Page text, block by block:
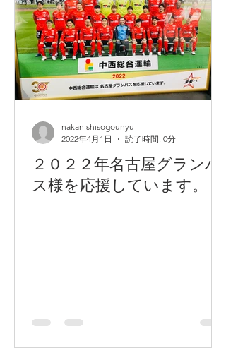
２０２２年名古屋グランパ
ス様を応援しています。
nakanishisogounyu
2022年4月1日
読了時間: 0分